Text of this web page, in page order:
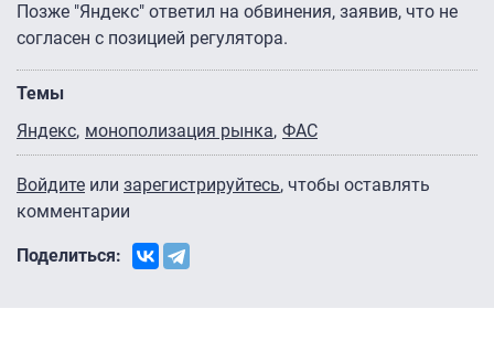
Позже "Яндекс" ответил на обвинения, заявив, что не
согласен с позицией регулятора.
Темы
Яндекс монополизация рынка ФАС
Войдите или зарегистрируйтесь, чтобы оставлять
комментарии
Поделиться: